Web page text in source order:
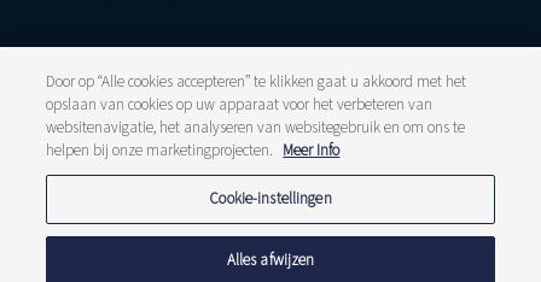
Juridische info
Disclaimer
Klacht
Klokkenluiders
Tarieven
Door op “Alle cookies accepteren” te klikken gaat u akkoord met het
opslaan van cookies op uw apparaat voor het verbeteren van
websitenavigatie, het analyseren van websitegebruik en om ons te
helpen bij onze marketingprojecten. Meer Info
Cookie-instellingen
Alles afwijzen